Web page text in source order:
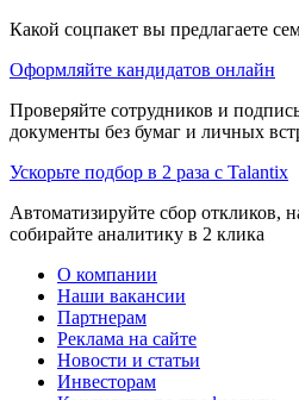
Какой соцпакет вы предлагаете
Оформляйте кандидатов онлайн
Проверяйте сотрудников и
документы без бумаг и личных
Ускорьте подбор в 2 раза с Talantix
Автоматизируйте сбор откликов,
собирайте аналитику в 2 клика
О компании
Наши вакансии
Партнерам
Реклама на сайте
Новости и статьи
Инвесторам